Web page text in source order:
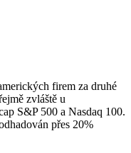
firem za druhé
zvláště u
S&P 500 a Nasdaq 100.
přes 20%